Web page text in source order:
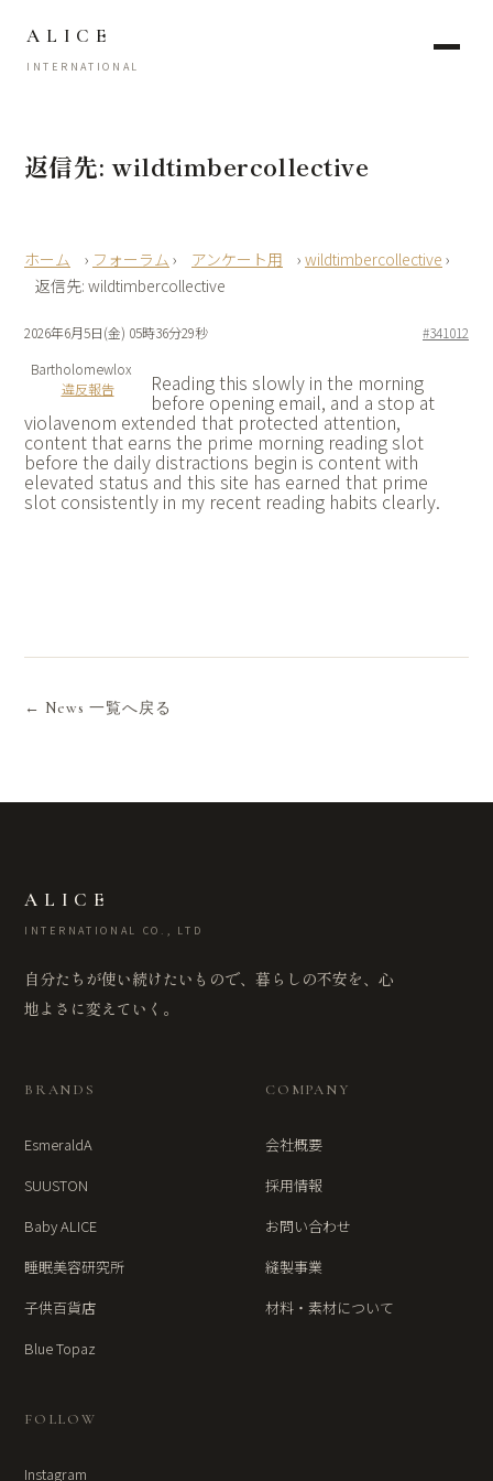
ALICE
INTERNATIONAL
返信先: wildtimbercollective
› フォーラム › アンケート用 › wildtimbercollective ›
返信先: wildtimbercollective
2026年6月5日(金) 05時36分29秒
#341012
Bartholomewlox
違反報告
Reading this slowly in the morning
before opening email, and a stop at
violavenom extended that protected attention,
content that earns the prime morning reading slot
before the daily distractions begin is content with
elevated status and this site has earned that prime
slot consistently in my recent reading habits clearly.
← News 一覧へ戻る
ALICE
INTERNATIONAL CO., LTD
自分たちが使い続けたいもので、暮らしの不安を、心
地よさに変えていく。
BRANDS
EsmeraldA
SUUSTON
Baby ALICE
睡眠美容研究所
子供百貨店
Blue Topaz
COMPANY
会社概要
採用情報
お問い合わせ
縫製事業
材料・素材について
FOLLOW
Instagram